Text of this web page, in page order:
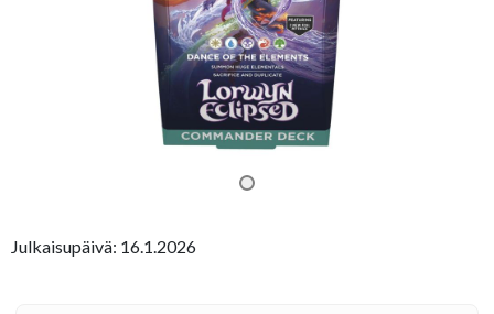
Julkaisupäivä: 16.1.2026